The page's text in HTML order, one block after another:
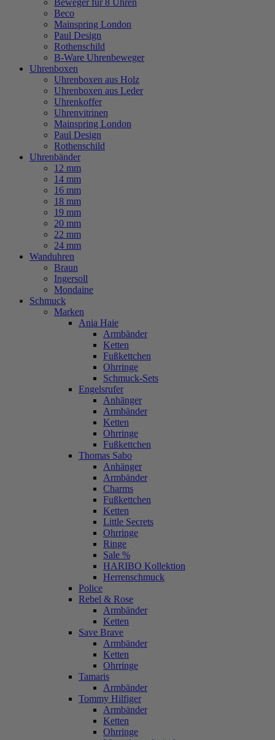
Beweger für 8 Uhren
Beco
Mainspring London
Paul Design
Rothenschild
B-Ware Uhrenbeweger
Uhrenboxen
Uhrenboxen aus Holz
Uhrenboxen aus Leder
Uhrenkoffer
Uhrenvitrinen
Mainspring London
Paul Design
Rothenschild
Uhrenbänder
12 mm
14 mm
16 mm
18 mm
19 mm
20 mm
22 mm
24 mm
Wanduhren
Braun
Ingersoll
Mondaine
Schmuck
Marken
Ania Haie
Armbänder
Ketten
Fußkettchen
Ohrringe
Schmuck-Sets
Engelsrufer
Anhänger
Armbänder
Ketten
Ohrringe
Fußkettchen
Thomas Sabo
Anhänger
Armbänder
Charms
Fußkettchen
Ketten
Little Secrets
Ohrringe
Ringe
Sale %
HARIBO Kollektion
Herrenschmuck
Police
Rebel & Rose
Armbänder
Ketten
Save Brave
Armbänder
Ketten
Ohrringe
Tamaris
Armbänder
Tommy Hilfiger
Armbänder
Ketten
Ohrringe